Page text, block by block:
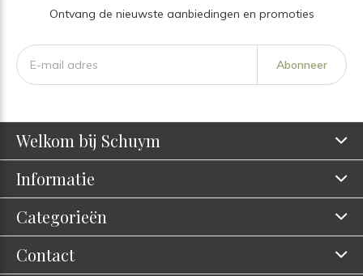
Ontvang de nieuwste aanbiedingen en promoties
Abonneer
Welkom bij Schuym
Informatie
Categorieën
Contact